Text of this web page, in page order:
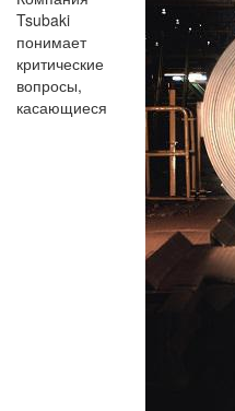
Tsubaki
понимает
критические
вопросы,
касающиеся